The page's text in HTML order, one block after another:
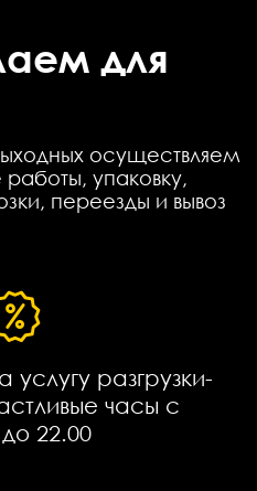
для
осуществляем
работы, упаковку,
переезды и вывоз
услугу разгрузки-
часы с
22.00